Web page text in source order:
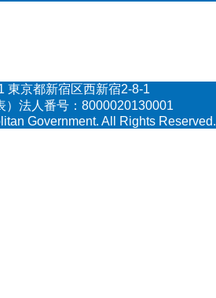
東京都新宿区西新宿2-8-1
）法人番号：8000020130001
Government. All Rights Reserved.